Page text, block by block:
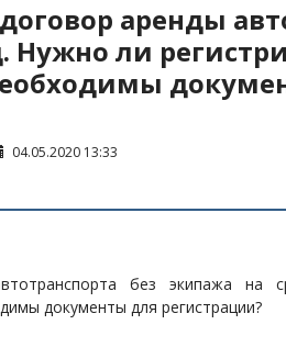
аренды
Нужно ли
04.05.2020 13:33
без экипажа
документы для регистрации?